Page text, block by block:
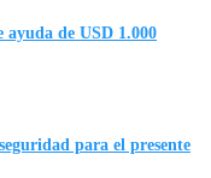
de USD 1.000
para el presente